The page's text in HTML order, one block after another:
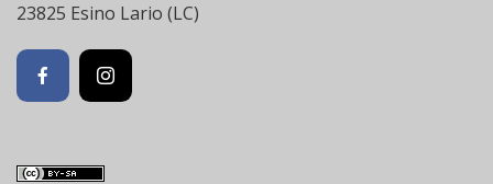
23825 Esino Lario (LC)